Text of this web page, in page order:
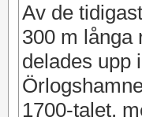
Av de
300 m långa
delades upp
1700-talet,